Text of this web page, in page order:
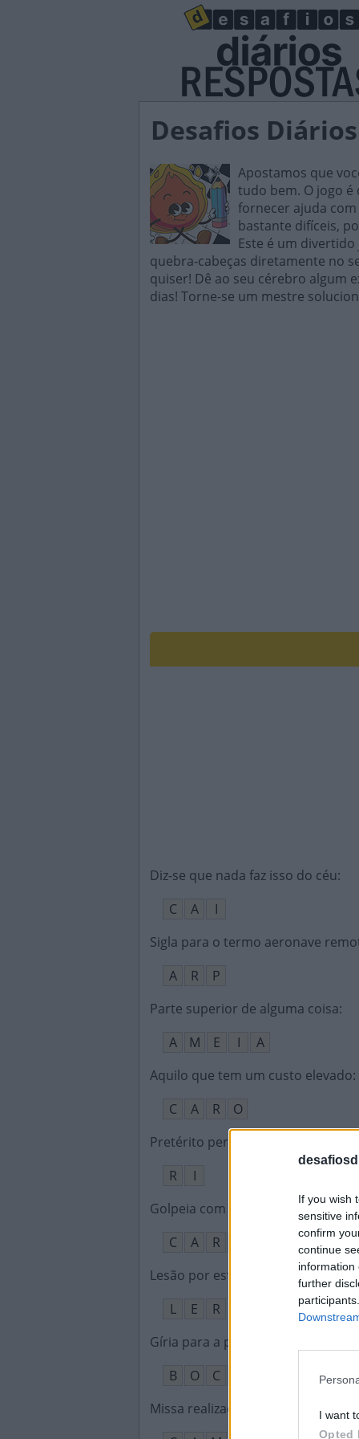
If you wish
sensitive
confirm
continue
information
further
I want
Opted
Desafios
Apostamos que
tudo bem. O jogo é
fornecer ajuda com
bastante difíceis,
Este é um
quebra-cabeças diretamente no
quiser! Dê ao seu cérebro algum
dias! Torne-se um mestre
Diz-se que nada faz isso do céu:
C
A
I
Sigla para o termo aeronave
A
R
P
Parte superior de alguma coisa:
A
M E I
A
Aquilo que tem um custo elevado:
C
A R
O
Pretérito perfeito verbo rir, 1ª p.s.
R
I
Golpeia com violência
C
A R
Lesão por esforço repetitivo:
L
E
R
Gíria para a pessoa boba, infantil
B
O C
Missa realizada ao ar livre em